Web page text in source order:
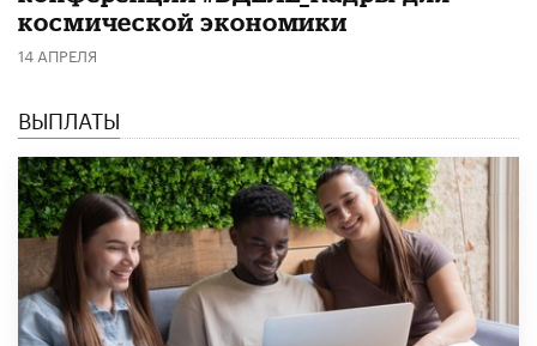
космической экономики
14 АПРЕЛЯ
ВЫПЛАТЫ